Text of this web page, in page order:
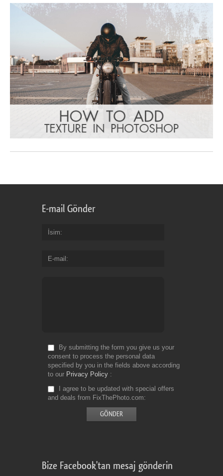
E-mail Gönder
İsim
E-mail
By submitting the form you give us your
consent to process the personal data
specified by you in the fields above according
to our Privacy Policy
I agree to be updated with special offers
and deals from FixThePhoto.com
Bize Facebook'tan mesaj gönderin